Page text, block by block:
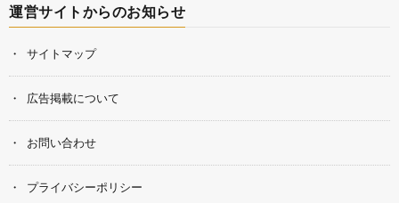
運営サイトからのお知らせ
サイトマップ
広告掲載について
お問い合わせ
プライバシーポリシー